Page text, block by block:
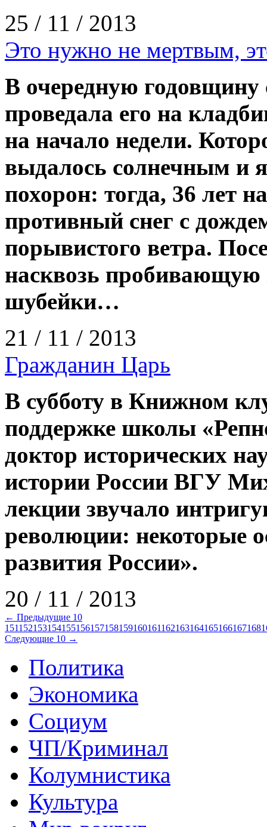
25 / 11 / 2013
Это нужно не мертвым,
В очередную годовщину
проведала его на
на начало недели.
выдалось солнечным и
похорон: тогда, 36 лет
противный снег с
порывистого ветра.
насквозь пробивающую
шубейки…
21 / 11 / 2013
Гражданин Царь
В субботу в Книжном
поддержке школы
доктор исторических
истории России ВГУ
лекции звучало
революции: некоторые
развития России».
20 / 11 / 2013
← Предыдущие 10
151152153154155156157158159160161162163164165166167168
Следующие 10 →
Политика
Экономика
Социум
ЧП/Криминал
Колумнистика
Культура